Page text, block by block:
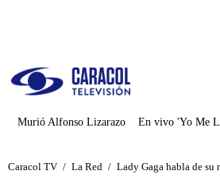
Murió Alfonso Lizarazo En vivo 'Yo Me
Caracol TV / La Red / Lady Gaga habla de